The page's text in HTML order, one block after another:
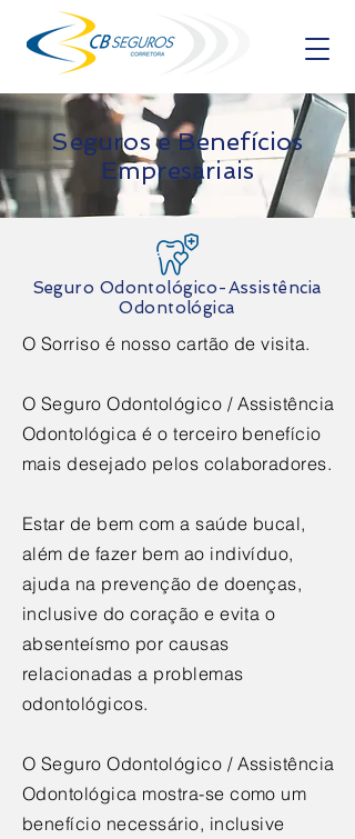
Seguro Odontológico-Assistência
Odontológica
O Sorriso é nosso cartão de visita.
O Seguro Odontológico / Assistência
Odontológica é o terceiro benefício
mais desejado pelos colaboradores.
Estar de bem com a saúde bucal,
além de fazer bem ao indivíduo,
ajuda na prevenção de doenças,
inclusive do coração e evita o
absenteísmo por causas
relacionadas a problemas
odontológicos.
O Seguro Odontológico / Assistência
Odontológica mostra-se como um
benefício necessário, inclusive
Seguros e Benefícios
Empresariais